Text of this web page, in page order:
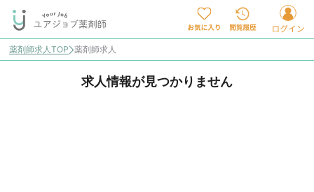
薬剤師求人TOP 薬剤師求人
求人情報が見つかりません